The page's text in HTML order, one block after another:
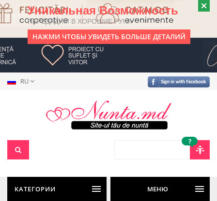
Уникальная Возможность
ПЕРЕДАДИМ В ХОРОШИЕ РУКИ
НАЖМИ ЧТОБЫ УВИДЕТЬ БОЛЬШЕ ДЕТАЛИЙ
RU
?
КАТЕГОРИИ МЕНЮ